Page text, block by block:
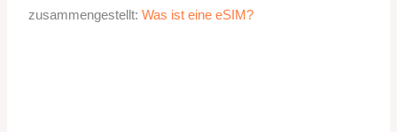
zusammengestellt:Was ist eine eSIM?